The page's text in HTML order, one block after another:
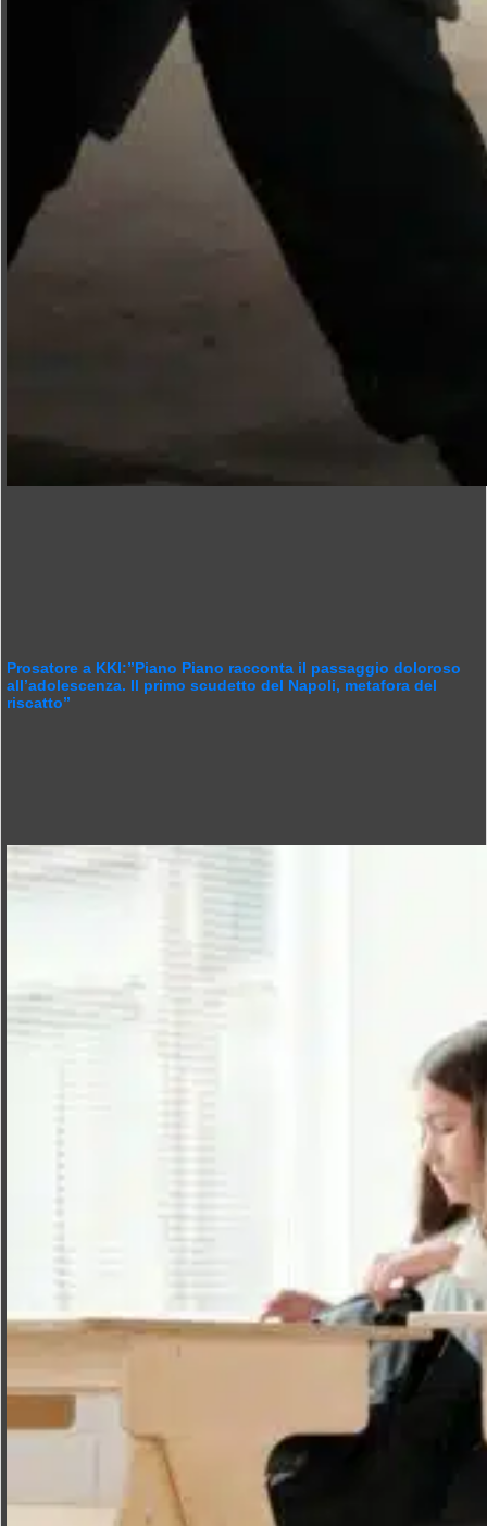
Prosatore a KKI:”Piano Piano racconta il passaggio doloroso
all’adolescenza. Il primo scudetto del Napoli, metafora del
riscatto”